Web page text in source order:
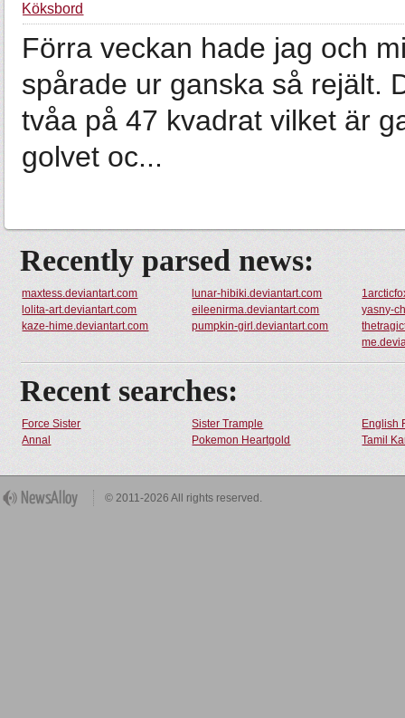
Köksbord
Förra veckan hade jag och
spårade ur ganska så rejält.
tvåa på 47 kvadrat vilket är
golvet oc...
Recently parsed news:
maxtess.deviantart.com lunar-hibiki.deviantart.com
lolita-art.deviantart.com
eileenirma.deviantart.com
yasny-
kaze-hime.deviantart.com
pumpkin-girl.deviantart.com
Recent searches:
Force Sister Sister Trample
English
Annal
Pokemon Heartgold Tamil
© 2011-2026 All rights reserved.